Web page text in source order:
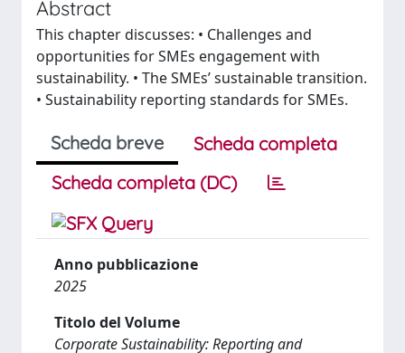
Abstract
This chapter discusses: • Challenges and
opportunities for SMEs engagement with
sustainability. • The SMEs’ sustainable transition.
• Sustainability reporting standards for SMEs.
Scheda breve
Scheda completa
Scheda completa (DC)
Anno pubblicazione
2025
Titolo del Volume
Corporate Sustainability: Reporting and